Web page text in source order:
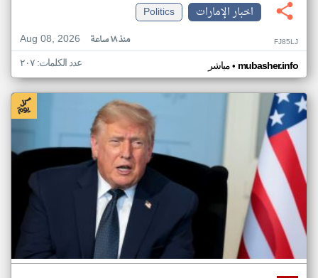
اخبار الإمارات
Politics
Aug 08, 2026
منذ ١٨ ساعة FJ85LJ
مباشر• mubasher.info عدد الكلمات: ٢٠٧